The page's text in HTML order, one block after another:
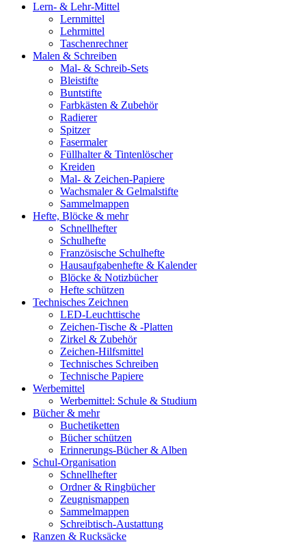
Lern- & Lehr-Mittel
Lernmittel
Lehrmittel
Taschenrechner
Malen & Schreiben
Mal- & Schreib-Sets
Bleistifte
Buntstifte
Farbkästen & Zubehör
Radierer
Spitzer
Fasermaler
Füllhalter & Tintenlöscher
Kreiden
Mal- & Zeichen-Papiere
Wachsmaler & Gelmalstifte
Sammelmappen
Hefte, Blöcke & mehr
Schnellhefter
Schulhefte
Französische Schulhefte
Hausaufgabenhefte & Kalender
Blöcke & Notizbücher
Hefte schützen
Technisches Zeichnen
LED-Leuchttische
Zeichen-Tische & -Platten
Zirkel & Zubehör
Zeichen-Hilfsmittel
Technisches Schreiben
Technische Papiere
Werbemittel
Werbemittel: Schule & Studium
Bücher & mehr
Buchetiketten
Bücher schützen
Erinnerungs-Bücher & Alben
Schul-Organisation
Schnellhefter
Ordner & Ringbücher
Zeugnismappen
Sammelmappen
Schreibtisch-Austattung
Ranzen & Rucksäcke